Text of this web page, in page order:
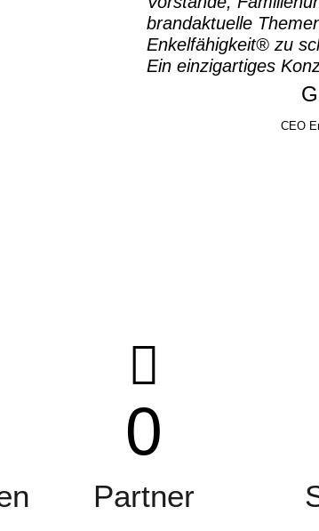
brandaktuelle
Enkelfähigkeit® zu
Ein einzigartiges
CEO
0
Partner